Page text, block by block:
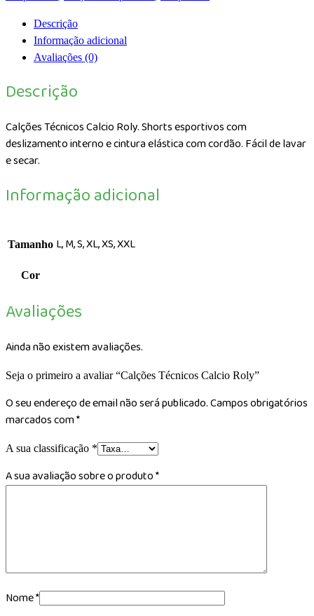
Descrição
Informação adicional
Avaliações (0)
Descrição
Calções Técnicos Calcio Roly. Shorts esportivos com
deslizamento interno e cintura elástica com cordão. Fácil de lavar
e secar.
Informação adicional
Tamanho L, M, S, XL, XS, XXL
Cor
Avaliações
Ainda não existem avaliações.
Seja o primeiro a avaliar “Calções Técnicos Calcio Roly”
O seu endereço de email não será publicado.Campos obrigatórios
marcados com*
A sua classificação *
A sua avaliação sobre o produto*
Nome*